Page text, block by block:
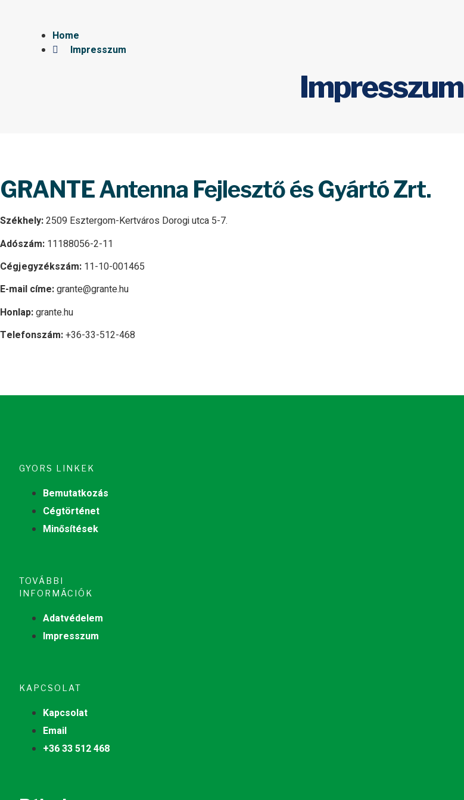
Home
Impresszum
Impresszum
GRANTE Antenna Fejlesztő és Gyártó Zrt.
Székhely:2509 Esztergom-Kertváros Dorogi utca 5-7.
Adószám: 11188056-2-11
Cégjegyzékszám: 11-10-001465
E-mail címe:grante@grante.hu
Honlap:grante.hu
Telefonszám:+36-33-512-468
GYORS LINKEK
Bemutatkozás
Cégtörténet
Minősítések
TOVÁBBI
INFORMÁCIÓK
Adatvédelem
Impresszum
KAPCSOLAT
Kapcsolat
Email
+36 33 512 468